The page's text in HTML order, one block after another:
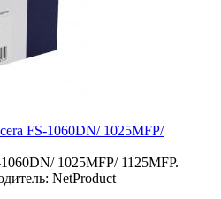
FS-1060DN/ 1025MFP/
1025MFP/ 1125MFP.
NetProduct